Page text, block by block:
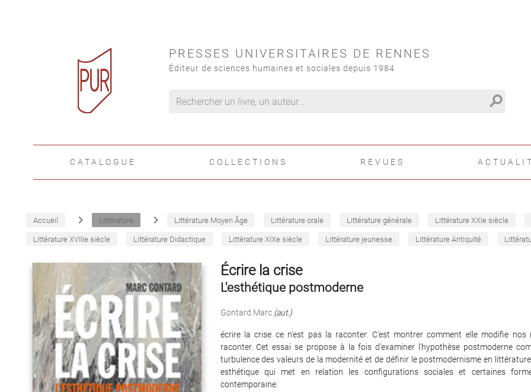
PRESSES UNIVERSITAIRES DE RENNES
Éditeur de sciences humaines et sociales depuis 1984
search
CATALOGUE COLLECTIONS REVUES
Accueil navigate_next Littérature navigate_next Littérature Moyen Âge Littérature orale Littérature générale Littérature XXIe siècle
Littérature XVIIIe siècle Littérature Didactique Littérature XIXe siècle Littérature jeunesse Littérature Antiquité
Écrire la crise
L'esthétique postmoderne
Gontard Marc (aut.)
écrire la crise ce n'est pas la raconter. C'est montrer comment elle modifie nos
raconter. Cet essai se propose à la fois d'examiner l'hypothèse postmoderne
turbulence des valeurs de la modernité et de définir le postmodernisme en
esthétique qui met en relation les configurations sociales et certaines
contemporaine.